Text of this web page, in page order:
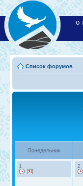
о
Список форумов
Понедельник
1 2